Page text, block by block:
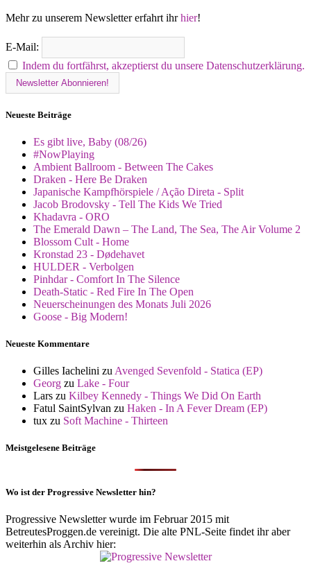
Mehr zu unserem Newsletter erfahrt ihrhier!
E-Mail:
Indem du fortfährst, akzeptierst du unsere Datenschutzerklärung.
Neueste Beiträge
Es gibt live, Baby (08/26)
#NowPlaying
Ambient Ballroom - Between The Cakes
Draken - Here Be Draken
Japanische Kampfhörspiele / Ação Direta - Split
Jacob Brodovsky - Tell The Kids We Tried
Khadavra - ORO
The Emerald Dawn – The Land, The Sea, The Air Volume 2
Blossom Cult - Home
Kronstad 23 - Dødehavet
HULDER - Verbolgen
Pinhdar - Comfort In The Silence
Death-Static - Red Fire In The Open
Neuerscheinungen des Monats Juli 2026
Goose - Big Modern!
Neueste Kommentare
Gilles Iachelini zu Avenged Sevenfold - Statica (EP)
Georg zu Lake - Four
Lars zu Kilbey Kennedy - Things We Did On Earth
Fatul SaintSylvan zu Haken - In A Fever Dream (EP)
tux zu Soft Machine - Thirteen
Meistgelesene Beiträge
Wo ist der Progressive Newsletter hin?
Progressive Newsletter wurde im Februar 2015 mit
BetreutesProggen.de vereinigt. Die alte PNL-Seite findet ihr aber
weiterhin als Archiv hier: